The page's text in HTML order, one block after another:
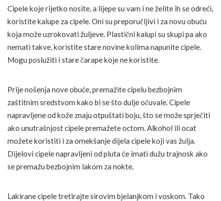
Cipele koje rijetko nosite, a lijepe su vam i ne želite ih se odreći,
koristite kalupe za cipele. Oni su preporučljivi i za novu obuću
koja može uzrokovati žuljeve. Plastični kalupi su skupi pa ako
nemati takve, koristite stare novine kolima napunite cipele.
Mogu poslužiti i stare čarape koje ne koristite.
Prije nošenja nove obuće, premažite cipelu bezbojnim
zaštitnim sredstvom kako bi se što dulje očuvale. Cipele
napravljene od kože znaju otpuštati boju, što se može sprječiti
ako unutrašnjost cipele premažete octom. Alkohol ili ocat
možete koristiti i za omekšanje dijela cipele koji vas žulja.
Dijelovi cipele napravljeni od pluta će imati dužu trajnosk ako
se premažu bezbojnim lakom za nokte.
Lakirane cipele tretirajte sirovim bjelanjkom i voskom. Tako